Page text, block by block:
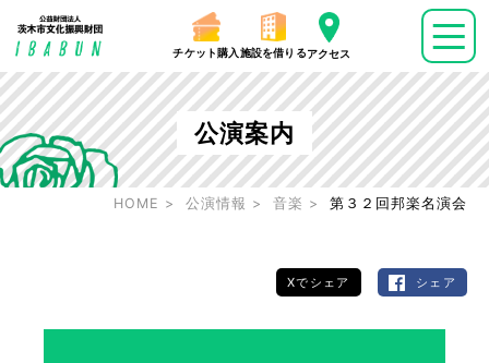
チケット購入 施設を借りるアクセス
公演案内
HOME 公演情報 音楽 第３２回邦楽名演会
Xでシェア シェア